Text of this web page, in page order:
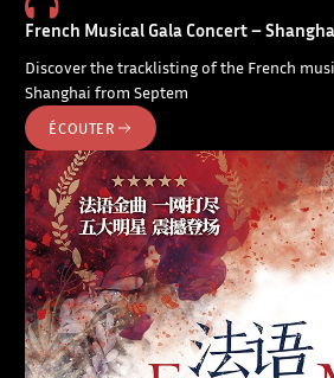
French Musical Gala Concert –
Discover the tracklisting of the French
Shanghai from Septem
ÉCOUTER